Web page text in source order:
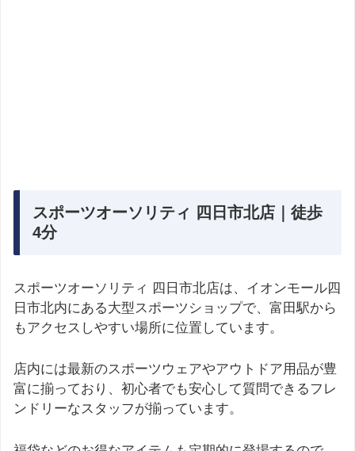
スポーツオーソリティ 四日市北店｜徒歩
4分
スポーツオーソリティ 四日市北店は、イオンモール四
日市北内にある大型スポーツショップで、富田駅から
もアクセスしやすい場所に位置しています。
店内には最新のスポーツウェアやアウトドア用品が豊
富に揃っており、初心者でも安心して質問できるフレ
ンドリーなスタッフが揃っています。